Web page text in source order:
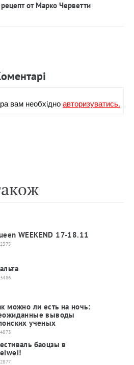
от Марко Черветти
вам необхiдноавторизуватись.
WEEKEND 17-18.11
2375
3486
можно ли есть на ночь:
выводы
ученых
4873
баоцзы в
2877